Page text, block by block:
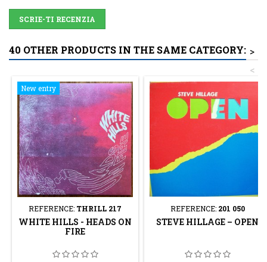
SCRIE-TI RECENZIA
40 OTHER PRODUCTS IN THE SAME CATEGORY: >
<
New entry
REFERENCE: THRILL 217
WHITE HILLS - HEADS ON
FIRE
REFERENCE: 201 050
STEVE HILLAGE – OPEN